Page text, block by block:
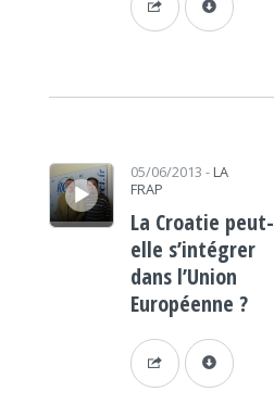
Lecteur audio 05/06/2013 - LA
FRAP
La Croatie peut-
elle s’intégrer
dans l’Union
Européenne ?